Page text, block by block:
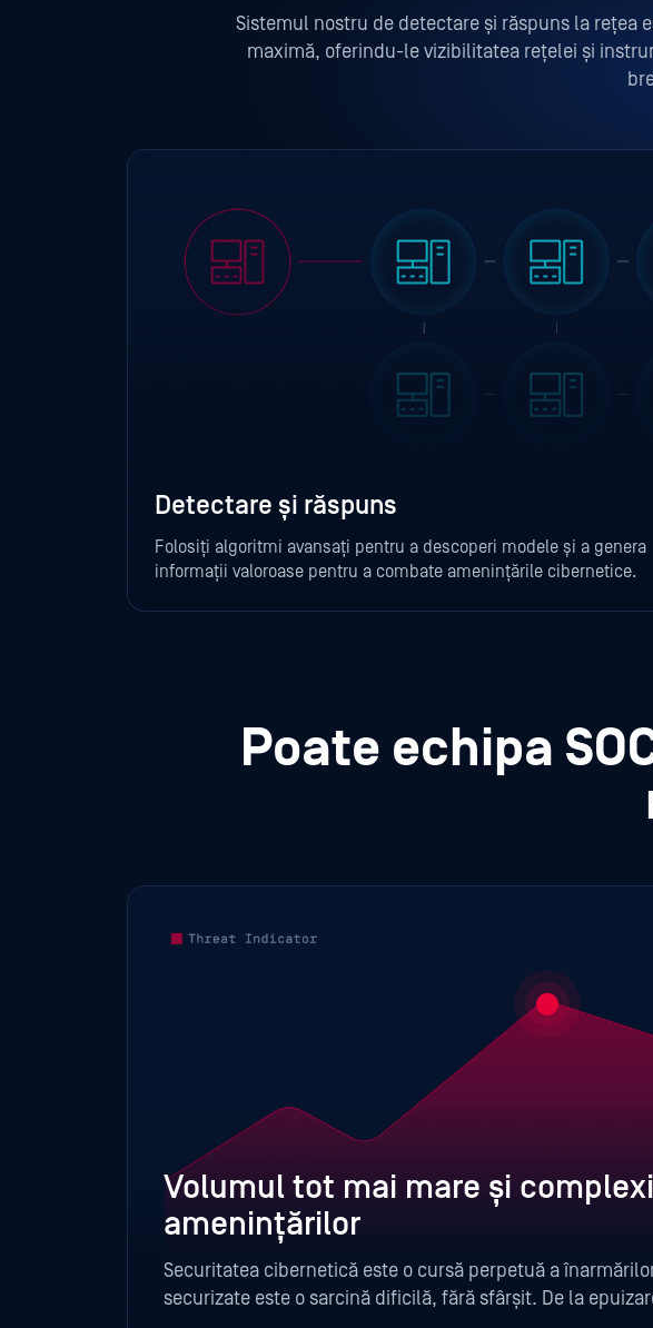
Sistemul nostru de detectare și răspuns la rețea
maximă, oferindu-le vizibilitatea rețelei și
Detectare și răspuns
Folosiți algoritmi avansați pentru a descoperi modele și a genera
informații valoroase pentru a combate amenințările cibernetice.
Poate echipa
Volumul tot mai mare și
amenințărilor
Securitatea cibernetică este o cursă perpetuă a
securizate este o sarcină dificilă, fără sfârșit. De la